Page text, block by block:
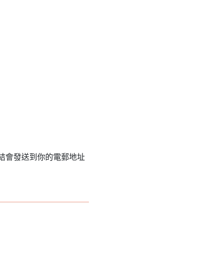
會發送到你的電郵地址